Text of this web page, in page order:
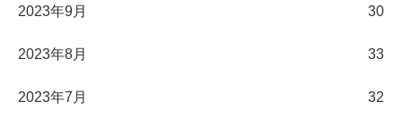
2023年9月 30
2023年8月 33
2023年7月 32